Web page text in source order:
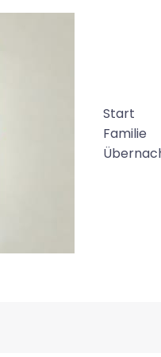
Start
Familie